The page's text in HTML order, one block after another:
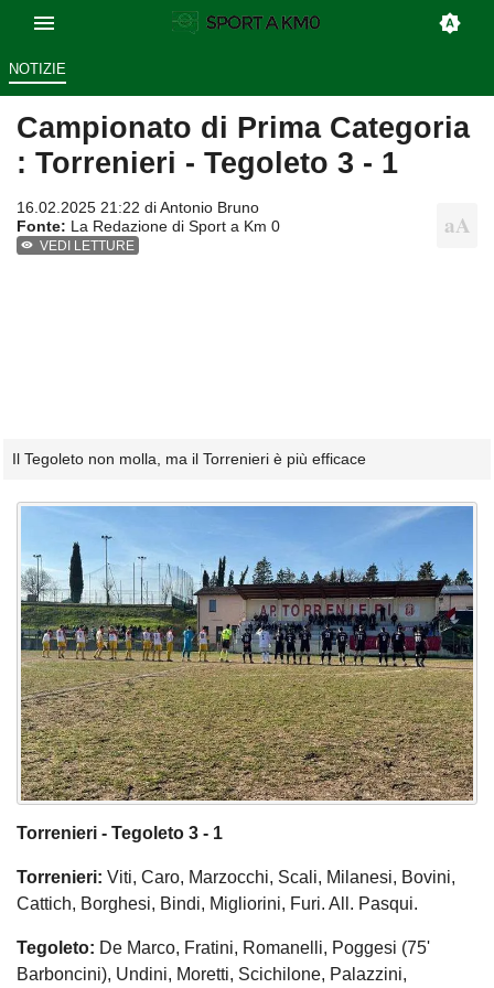
NOTIZIE
Campionato di Prima Categoria
: Torrenieri - Tegoleto 3 - 1
16.02.2025 21:22 diAntonio Bruno
Fonte: La Redazione di Sport a Km 0
VEDI LETTURE
Il Tegoleto non molla, ma il Torrenieri è più efficace
Torrenieri - Tegoleto 3 - 1
Torrenieri: Viti, Caro, Marzocchi, Scali, Milanesi, Bovini,
Cattich, Borghesi, Bindi, Migliorini, Furi. All. Pasqui.
Tegoleto: De Marco, Fratini, Romanelli, Poggesi (75'
Barboncini), Undini, Moretti, Scichilone, Palazzini,